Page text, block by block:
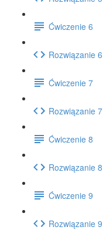
Ćwiczenie 6
Rozwiązanie 6
Ćwiczenie 7
Rozwiązanie 7
Ćwiczenie 8
Rozwiązanie 8
Ćwiczenie 9
Rozwiązanie 9